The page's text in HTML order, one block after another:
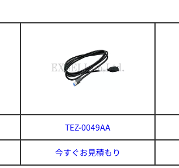
TEZ-0049AA
今すぐお見積もり